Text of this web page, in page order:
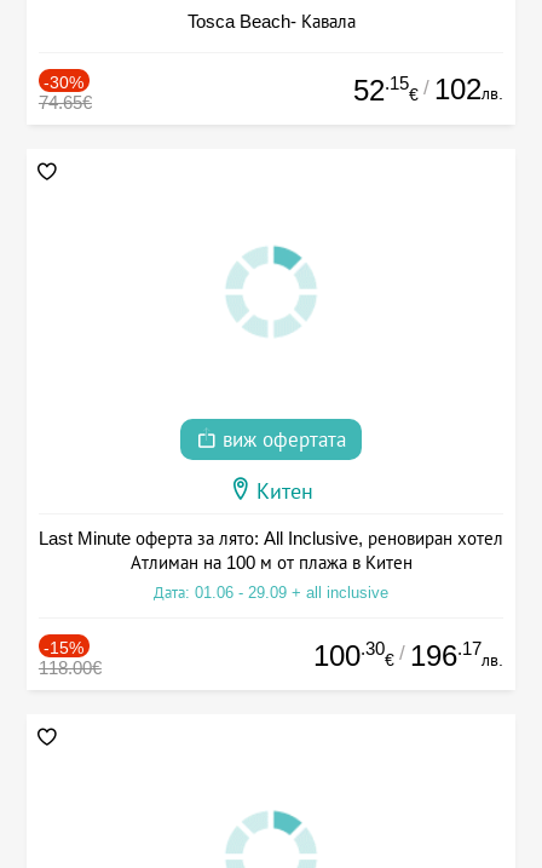
Tosca Beach- Кавала
-30%
74.65€ 52.15
€ / 102лв.
виж офертата
Китен
Last Minute оферта за лято: All Inclusive, реновиран хотел
Атлиман на 100 м от плажа в Китен
Дата: 01.06 - 29.09 + all inclusive
-15%
118.00€ 100.30
€ / 196.17
лв.